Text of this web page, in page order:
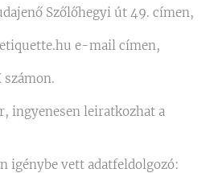
Szőlőhegyi út 49. címen,
e-mail címen,
számon.
ingyenesen leiratkozhat a
igénybe vett adatfeldolgozó: